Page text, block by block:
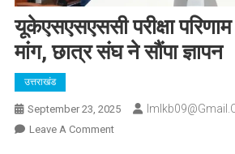
यूकेएसएसएससी परीक्षा
मांग, छात्र संघ ने सौंपा ज्ञापन
उत्तराखंड
September 23, 2025
Leave A CommentOn